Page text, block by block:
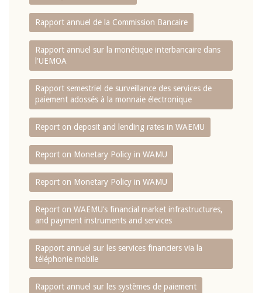
Rapport annuel de la Commission Bancaire
Rapport annuel sur la monétique interbancaire dans
l'UEMOA
Rapport semestriel de surveillance des services de
paiement adossés à la monnaie électronique
Report on deposit and lending rates in WAEMU
Report on Monetary Policy in WAMU
Report on Monetary Policy in WAMU
Report on WAEMU’s financial market infrastructures,
and payment instruments and services
Rapport annuel sur les services financiers via la
téléphonie mobile
Rapport annuel sur les systèmes de paiement